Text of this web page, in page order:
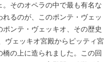
そのオペラの中で最も有名な
るのが、このポンテ・ヴェッ
ンテ・ヴェッキオ、その歴史
ヴェッキオ宮殿からピッティ宮
の上に造られました。この回